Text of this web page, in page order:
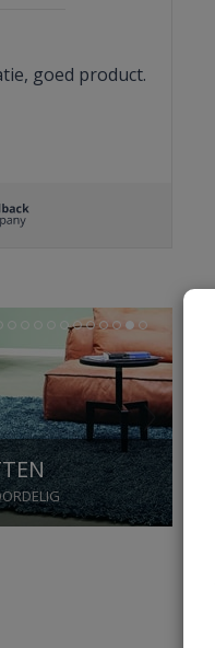
goed product.
Next
7 8 9 101112